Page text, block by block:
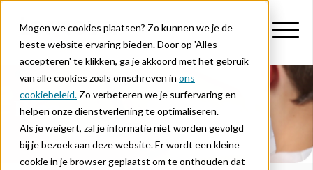
Mogen we cookies plaatsen? Zo kunnen we je de
beste website ervaring bieden. Door op 'Alles
accepteren' te klikken, ga je akkoord met het gebruik
van alle cookies zoals omschreven in ons
cookiebeleid. Zo verbeteren we je surfervaring en
helpen onze dienstverlening te optimaliseren.
Als je weigert, zal je informatie niet worden gevolgd
bij je bezoek aan deze website. Er wordt een kleine
cookie in je browser geplaatst om te onthouden dat
Blog